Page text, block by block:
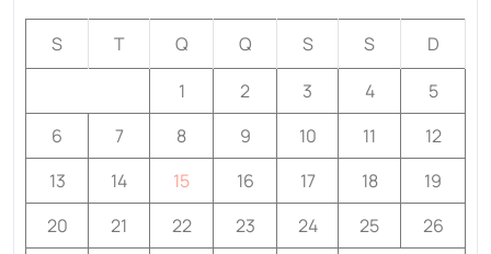
S
T Q Q S S
D
1
2 3 4
5
6
7 8 9 10 11
12
13
14 15 16 17 18
19
20
21 22 23 24 25
26